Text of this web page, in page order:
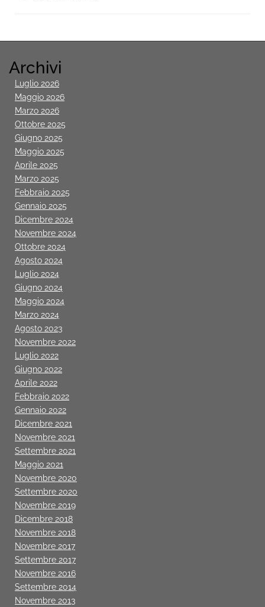
Archivi
Luglio 2026
Maggio 2026
Marzo 2026
Ottobre 2025
Giugno 2025
Maggio 2025
Aprile 2025
Marzo 2025
Febbraio 2025
Gennaio 2025
Dicembre 2024
Novembre 2024
Ottobre 2024
Agosto 2024
Luglio 2024
Giugno 2024
Maggio 2024
Marzo 2024
Agosto 2023
Novembre 2022
Luglio 2022
Giugno 2022
Aprile 2022
Febbraio 2022
Gennaio 2022
Dicembre 2021
Novembre 2021
Settembre 2021
Maggio 2021
Novembre 2020
Settembre 2020
Novembre 2019
Dicembre 2018
Novembre 2018
Novembre 2017
Settembre 2017
Novembre 2016
Settembre 2014
Novembre 2013